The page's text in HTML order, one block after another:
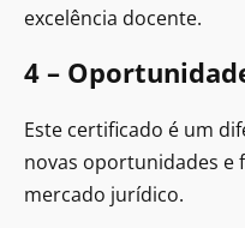
excelência docente.
4 –
Este certificado é um
novas oportunidades e
mercado jurídico.